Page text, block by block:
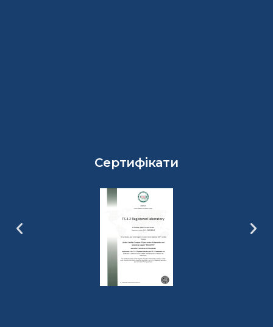
Сертифікати